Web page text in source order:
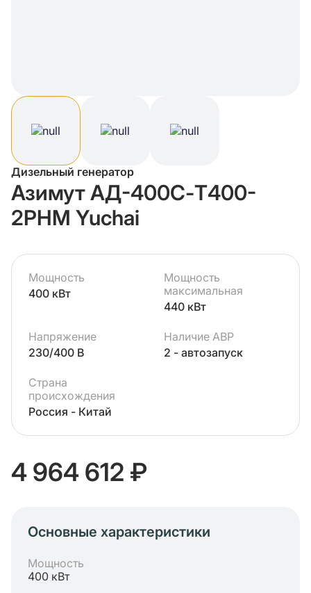
Дизельный генератор
Азимут АД-400С-Т400-
2РНМ Yuchai
Мощность
400 кВт
Мощность
максимальная
440 кВт
Напряжение
230/400 В
Наличие АВР
2 - автозапуск
Страна
происхождения
Россия - Китай
4 964 612 ₽
Основные характеристики
Мощность
400 кВт